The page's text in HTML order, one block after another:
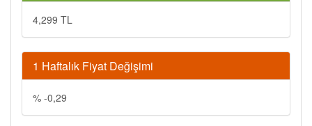
4,299 TL
1 Haftalık Fiyat Değişimi
% -0,29